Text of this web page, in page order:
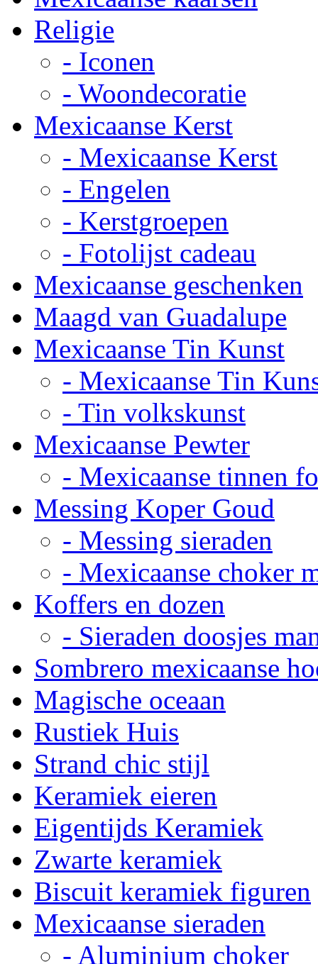
Religie
- Iconen
- Woondecoratie
Mexicaanse Kerst
- Mexicaanse Kerst
- Engelen
- Kerstgroepen
- Fotolijst cadeau
Mexicaanse geschenken
Maagd van Guadalupe
Mexicaanse Tin Kunst
- Mexicaanse Tin
- Tin volkskunst
Mexicaanse Pewter
- Mexicaanse tinnen
Messing Koper Goud
- Messing sieraden
- Mexicaanse choker
Koffers en dozen
- Sieraden doosjes
Sombrero mexicaanse
Magische oceaan
Rustiek Huis
Strand chic stijl
Keramiek eieren
Eigentijds Keramiek
Zwarte keramiek
Biscuit keramiek figuren
Mexicaanse sieraden
- Aluminium choker